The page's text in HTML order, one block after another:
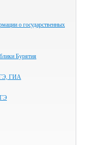
о государственных
Бурятия
ГИА